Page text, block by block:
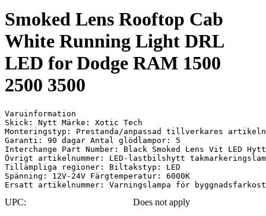
Smoked Lens Rooftop Cab
White Running Light DRL
LED for Dodge RAM 1500
2500 3500
Varuinformation
Skick: Nytt Märke: Xotic Tech
Monteringstyp: Prestanda/anpassad tillverkares
Garanti: 90 dagar Antal glödlampor: 5
Interchange Part Number: Black Smoked Lens Vit LED
Övrigt artikelnummer: LED-lastbilshytt
Tillämpliga regioner: Biltakstyp: LED
Spänning: 12V-24V Färgtemperatur: 6000K
Ersatt artikelnummer: Varningslampa för
UPC:
Does not apply